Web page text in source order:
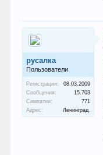
русалка
Пользователи
Регистрация:
08.03.2009
Сообщения:
15.703
Симпатии:
771
Адрес:
Ленинград.